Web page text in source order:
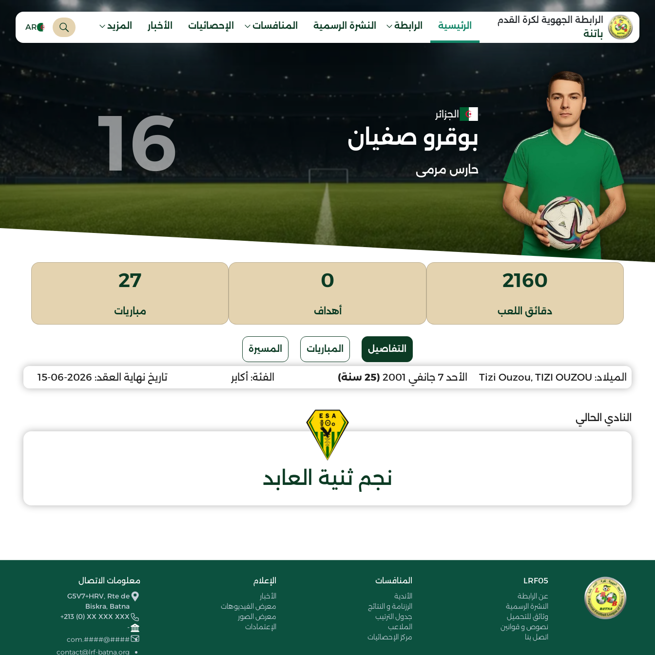
الرابطة الجهوية لكرة القدم
باتنة
الرئيسية الرابطة النشرة الرسمية المنافسات الإحصائيات الأخبار المزيد AR
الجزائر
بوقرو صفيان
حارس مرمى 16
2160
دقائق اللعب
0
أهداف
27
مباريات
التفاصيل المباريات المسيرة
الميلاد: Tizi Ouzou, TIZI OUZOU الأحد 7 جانفي 2001 (25 سنة) الفئة: أكابر تاريخ نهاية العقد: 2026-06-15
النادي الحالي
نجم ثنية العابد
LRF05
عن الرابطة
النشرة الرسمية
وثائق للتحميل
نصوص و قوانين
اتصل بنا
المنافسات
الأندية
الرزنامة و النتائج
جدول الترتيب
الملاعب
مركز الإحصائيات
الإعلام
الأخبار
معرض الفيديوهات
معرض الصور
الإعتمادات
معلومات الاتصال
G5V7+HRV, Rte de
Biskra, Batna
+213 (0) XX XXX XXX
-
####@####.com
contact@lrf-batna.org